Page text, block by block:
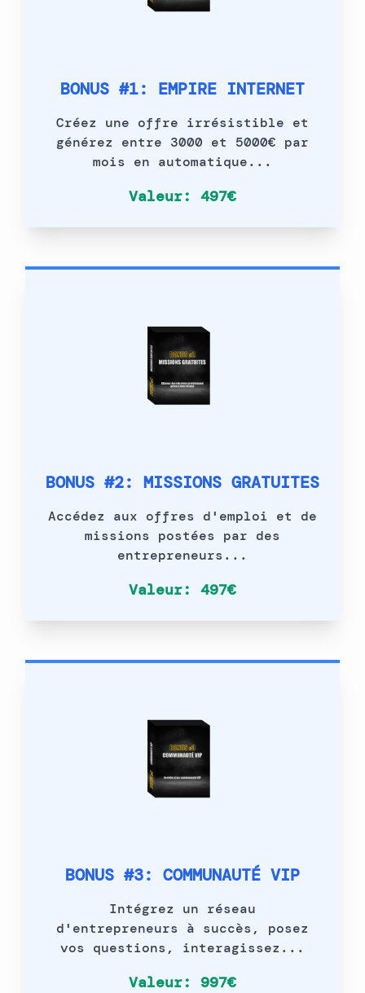
BONUS #1: EMPIRE INTERNET
Créez une offre irrésistible et
générez entre 3000 et 5000€ par
mois en automatique...
Valeur: 497€
BONUS #2: MISSIONS GRATUITES
Accédez aux offres d'emploi et de
missions postées par des
entrepreneurs...
Valeur: 497€
BONUS #3: COMMUNAUTÉ VIP
Intégrez un réseau
d'entrepreneurs à succès, posez
vos questions, interagissez...
Valeur: 997€